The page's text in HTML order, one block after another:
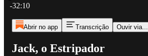
-32:10
Abrir no app Transcrição Ouvir via...
Jack, o Estripador